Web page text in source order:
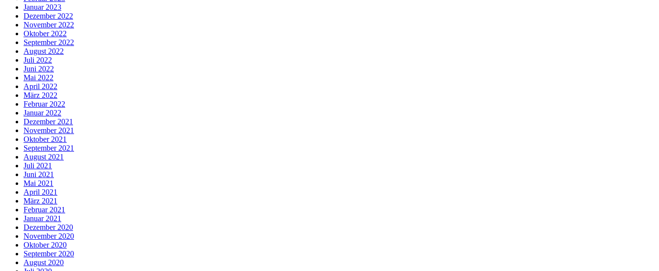
Januar 2023
Dezember 2022
November 2022
Oktober 2022
September 2022
August 2022
Juli 2022
Juni 2022
Mai 2022
April 2022
März 2022
Februar 2022
Januar 2022
Dezember 2021
November 2021
Oktober 2021
September 2021
August 2021
Juli 2021
Juni 2021
Mai 2021
April 2021
März 2021
Februar 2021
Januar 2021
Dezember 2020
November 2020
Oktober 2020
September 2020
August 2020